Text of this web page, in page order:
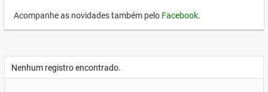
Acompanhe as novidades também pelo Facebook.
Nenhum registro encontrado.